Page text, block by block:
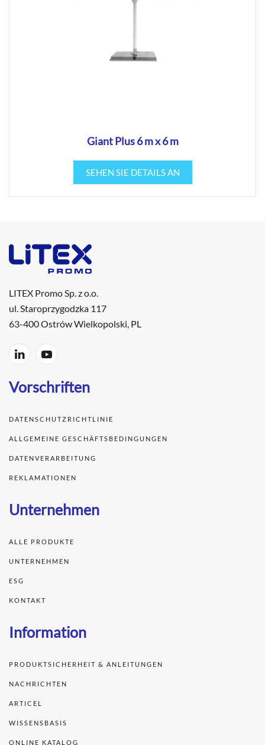
Giant Plus 6 m x 6 m
SEHEN SIE DETAILS AN
LITEX Promo Sp. z o.o.
ul. Staroprzygodzka 117
63-400 Ostrów Wielkopolski, PL
Vorschriften
DATENSCHUTZRICHTLINIE
ALLGEMEINE GESCHÄFTSBEDINGUNGEN
DATENVERARBEITUNG
REKLAMATIONEN
Unternehmen
ALLE PRODUKTE
UNTERNEHMEN
ESG
KONTAKT
Information
PRODUKTSICHERHEIT & ANLEITUNGEN
NACHRICHTEN
ARTICEL
WISSENSBASIS
ONLINE KATALOG